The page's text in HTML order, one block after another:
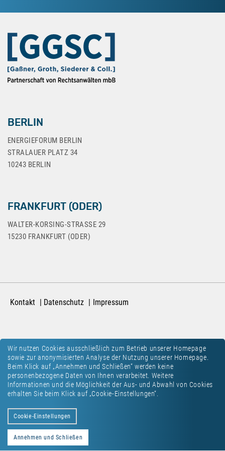
Wir nutzen Cookies ausschließlich zum Betrieb unserer Homepage
sowie zur anonymisierten Analyse der Nutzung unserer Homepage.
Beim Klick auf „Annehmen und Schließen“ werden keine
personenbezogene Daten von Ihnen verarbeitet. Weitere
Informationen und die Möglichkeit der Aus- und Abwahl von Cookies
erhalten Sie beim Klick auf „Cookie-Einstellungen“.
Cookie-Einstellungen
Annehmen und Schließen
BERLIN
ENERGIEFORUM BERLIN
STRALAUER PLATZ 34
10243 BERLIN
FRANKFURT (ODER)
WALTER-KORSING-STRASSE 29
15230 FRANKFURT (ODER)
Kontakt Datenschutz Impressum